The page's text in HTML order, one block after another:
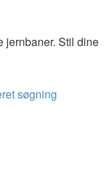
jernbaner. Stil dine
søgning